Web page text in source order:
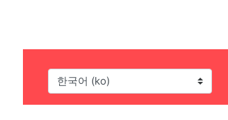
언어